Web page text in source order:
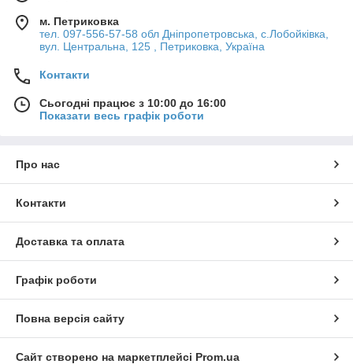
м. Петриковка
тел. 097-556-57-58 обл Дніпропетровська, с.Лобойківка,
вул. Центральна, 125 , Петриковка, Україна
Контакти
Сьогодні працює з 10:00 до 16:00
Показати весь графік роботи
Про нас
Контакти
Доставка та оплата
Графік роботи
Повна версія сайту
Сайт створено на маркетплейсі Prom.ua